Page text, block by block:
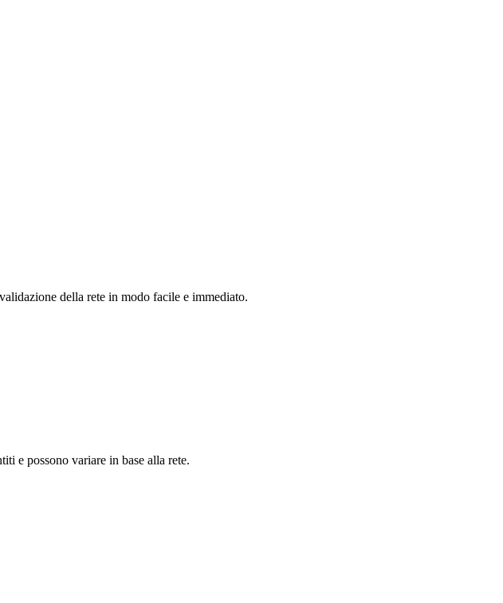
della rete in modo facile e immediato.
e possono variare in base alla rete.